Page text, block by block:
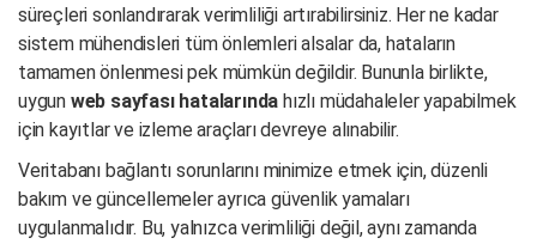
süreçleri sonlandırarak verimliliği artırabilirsiniz. Her ne kadar
sistem mühendisleri tüm önlemleri alsalar da, hataların
tamamen önlenmesi pek mümkün değildir. Bununla birlikte,
uygun web sayfası hatalarında hızlı müdahaleler yapabilmek
için kayıtlar ve izleme araçları devreye alınabilir.
Veritabanı bağlantı sorunlarını minimize etmek için, düzenli
bakım ve güncellemeler ayrıca güvenlik yamaları
uygulanmalıdır. Bu, yalnızca verimliliği değil, aynı zamanda